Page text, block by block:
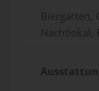
Biergarten,
Nachtlokal,